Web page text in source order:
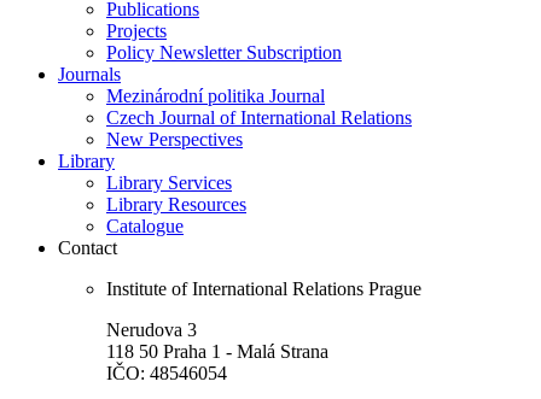
Publications
Projects
Policy Newsletter Subscription
Journals
Mezinárodní politika Journal
Czech Journal of International Relations
New Perspectives
Library
Library Services
Library Resources
Catalogue
Contact
Institute of International Relations Prague
Nerudova 3
118 50 Praha 1 - Malá Strana
IČO: 48546054